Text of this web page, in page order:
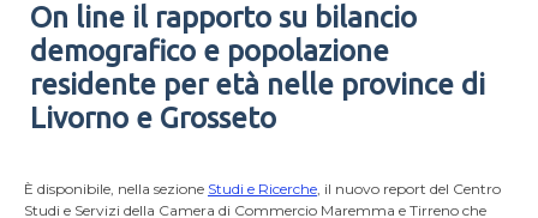
On line il rapporto su bilancio
demografico e popolazione
residente per età nelle province di
Livorno e Grosseto
È disponibile, nella sezione Studi e Ricerche, il nuovo report del Centro
Studi e Servizi della Camera di Commercio Maremma e Tirreno che